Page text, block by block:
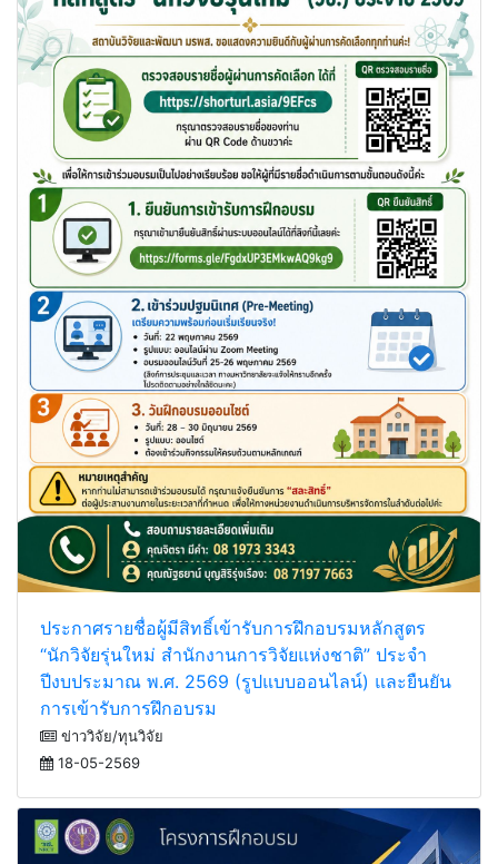
ประกาศรายชื่อผู้มีสิทธิ์เข้ารับการฝึกอบรมหลักสูตร
“นักวิจัยรุ่นใหม่ สำนักงานการวิจัยแห่งชาติ” ประจำ
ปีงบประมาณ พ.ศ. 2569 (รูปแบบออนไลน์) และยืนยัน
การเข้ารับการฝึกอบรม
ข่าววิจัย/ทุนวิจัย